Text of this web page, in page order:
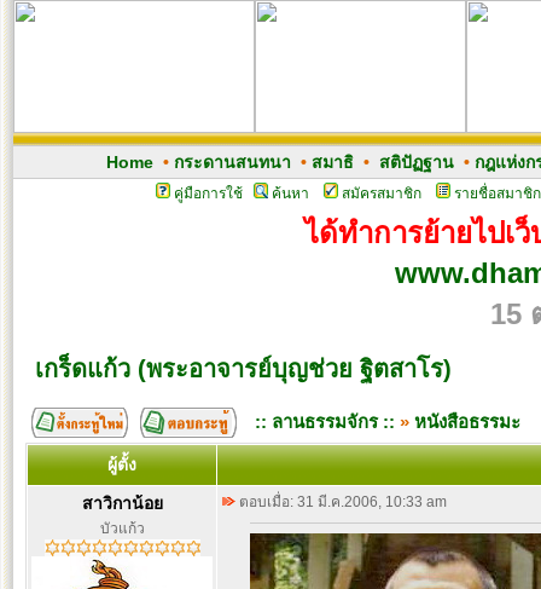
Home• กระดานสนทนา • สมาธิ• สติปัฏฐาน• กฎแห่งก
คู่มือการใช้ ค้นหา สมัครสมาชิก รายชื่อสมาชิก
ได้ทำการย้ายไปเ
15
เกร็ดแก้ว (พระอาจารย์บุญช่วย ฐิตสาโร)
:: ลานธรรมจักร :: » หนังสือธรรมะ
ผู้ตั้ง
สาวิกาน้อย
บัวแก้ว
ตอบเมื่อ: 31 มี.ค.2006, 10:33 am